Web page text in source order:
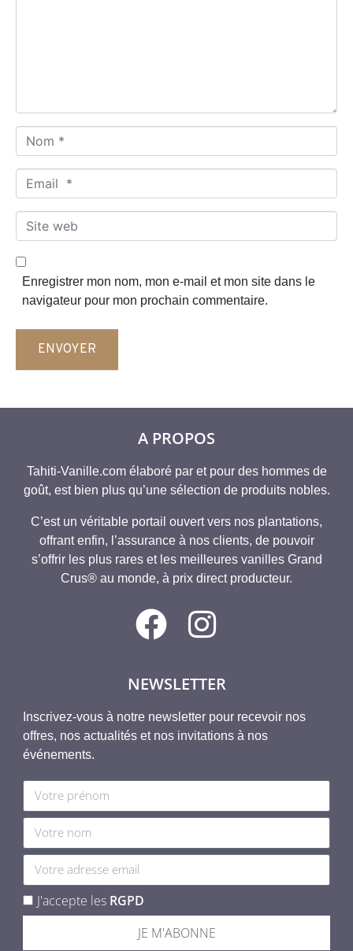
i
r
.
o
m
m
a
*
i
t
w
b
Enregistrer mon nom, mon e-mail et mon site dans le
navigateur pour mon prochain commentaire.
ENVOYER
A PROPOS
Tahiti-Vanille.com élaboré par et pour des hommes de
goût, est bien plus qu’une sélection de produits nobles.
C’est un véritable portail ouvert vers nos plantations,
offrant enfin, l’assurance à nos clients, de pouvoir
s’offrir les plus rares et les meilleures vanilles Grand
Crus® au monde, à prix direct producteur.
NEWSLETTER
Inscrivez-vous à notre newsletter pour recevoir nos
offres, nos actualités et nos invitations à nos
événements.
J'accepte les RGPD
JE M'ABONNE